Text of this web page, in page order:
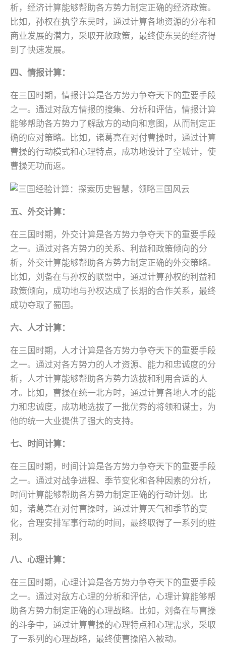
析，经济计算能够帮助各方势力制定正确的经济政策。
比如，孙权在执掌东吴时，通过计算各地资源的分布和
商业发展的潜力，采取开放政策，最终使东吴的经济得
到了快速发展。
四、情报计算：
在三国时期，情报计算是各方势力争夺天下的重要手段
之一。通过对敌方情报的搜集、分析和评估，情报计算
能够帮助各方势力了解敌方的动向和意图，从而制定正
确的应对策略。比如，诸葛亮在对付曹操时，通过计算
曹操的行动模式和心理特点，成功地设计了空城计，使
曹操无功而返。
五、外交计算：
在三国时期，外交计算是各方势力争夺天下的重要手段
之一。通过对各方势力的关系、利益和政策倾向的分
析，外交计算能够帮助各方势力制定正确的外交策略。
比如，刘备在与孙权的联盟中，通过计算孙权的利益和
政策倾向，成功地与孙权达成了长期的合作关系，最终
成功夺取了蜀国。
六、人才计算：
在三国时期，人才计算是各方势力争夺天下的重要手段
之一。通过对各方势力的人才资源、能力和忠诚度的分
析，人才计算能够帮助各方势力选拔和利用合适的人
才。比如，曹操在统一北方时，通过计算各地人才的能
力和忠诚度，成功地选拔了一批优秀的将领和谋士，为
他的统一大业提供了强大的支持。
七、时间计算：
在三国时期，时间计算是各方势力争夺天下的重要手段
之一。通过对战争进程、季节变化和各种因素的分析，
时间计算能够帮助各方势力制定正确的行动计划。比
如，诸葛亮在对付曹操时，通过计算天气和季节的变
化，合理安排军事行动的时间，最终取得了一系列的胜
利。
八、心理计算：
在三国时期，心理计算是各方势力争夺天下的重要手段
之一。通过对敌方心理的分析和评估，心理计算能够帮
助各方势力制定正确的心理战略。比如，刘备在与曹操
的斗争中，通过计算曹操的心理特点和心理需求，采取
了一系列的心理战略，最终使曹操陷入被动。